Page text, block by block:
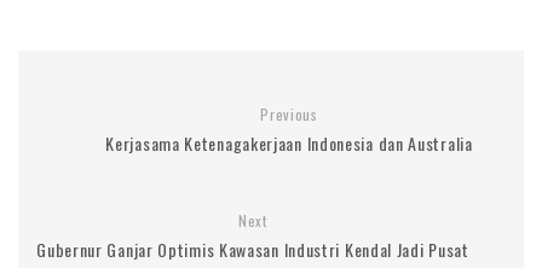
Previous
Kerjasama Ketenagakerjaan Indonesia dan Australia
Next
Gubernur Ganjar Optimis Kawasan Industri Kendal Jadi Pusat